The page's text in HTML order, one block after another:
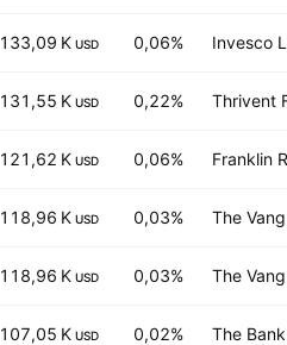
133,09 K USD 0,06% Invesco
131,55 K USD 0,22% Thrivent
121,62 K USD 0,06% Franklin
118,96 K USD 0,03% The
118,96 K USD 0,03% The
107,05 K USD 0,02% The